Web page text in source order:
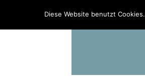
PROGRAMM
Diese Website benutzt